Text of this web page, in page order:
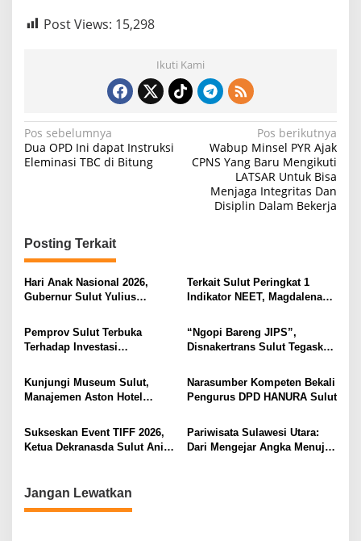
Post Views: 15,298
Ikuti Kami
N
a
a
s
i
o
Pos sebelumnya
Dua OPD Ini dapat Instruksi
Eleminasi TBC di Bitung
Pos berikutnya
Wabup Minsel PYR Ajak
CPNS Yang Baru Mengikuti
LATSAR Untuk Bisa
Menjaga Integritas Dan
Disiplin Dalam Bekerja
Posting Terkait
Hari Anak Nasional 2026,
Gubernur Sulut Yulius
Ruang Aman Bagi Anak, di
Lingkungan Fisik Maupun di
Ruang Digital
Terkait Sulut Peringkat 1
Indikator NEET, Magdalena
Secara Proposional, Agar
Tidak Timbul Persepsi Keliru
Pemprov Sulut Terbuka
Terhadap Investasi
“Ngopi Bareng JIPS”,
Disnakertrans Sulut Tegaskan
Pekerja dari Ancaman PHK
Kunjungi Museum Sulut,
Manajemen Aston Hotel
Kebudayaan Ke Wisatawan
Narasumber Kompeten Bekali
Pengurus DPD HANURA Sulut
Sukseskan Event TIFF 2026,
Ketua Dekranasda Sulut Anik
Pariwisata Sulawesi Utara:
Dari Mengejar Angka Menuju
Jangan Lewatkan